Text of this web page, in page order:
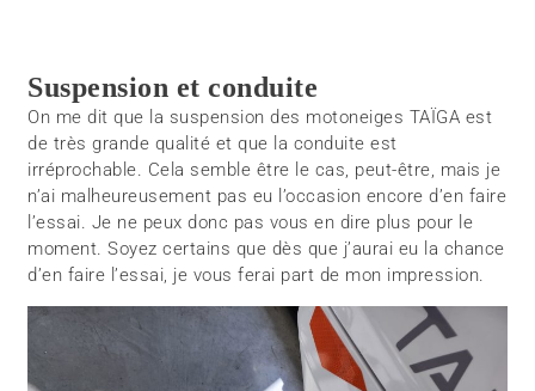
Suspension et conduite
On me dit que la suspension des motoneiges TAÏGA est
de très grande qualité et que la conduite est
irréprochable. Cela semble être le cas, peut-être, mais je
n’ai malheureusement pas eu l’occasion encore d’en faire
l’essai. Je ne peux donc pas vous en dire plus pour le
moment. Soyez certains que dès que j’aurai eu la chance
d’en faire l’essai, je vous ferai part de mon impression.